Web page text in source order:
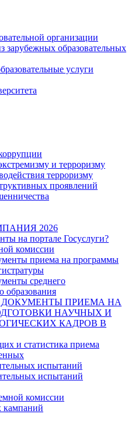
организации
зарубежных образовательных
услуги
и терроризму
терроризму
проявлений
2026
на портале Госуслуги?
комиссии
приема на программы
среднего
образования
ПРИЕМА НА
НАУЧНЫХ И
КАДРОВ В
и статистика приема
испытаний
испытаний
комиссии